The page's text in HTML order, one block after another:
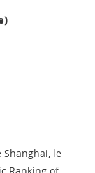
Shanghai, le
Ranking of